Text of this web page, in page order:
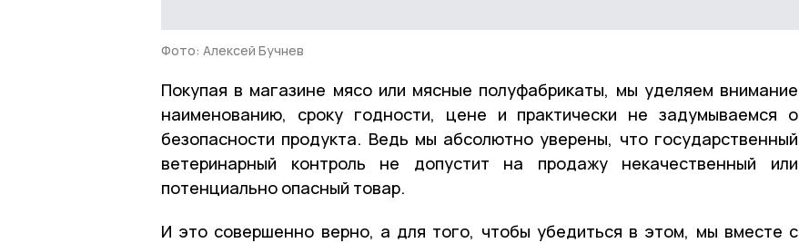
Фото: Алексей Бучнев
Покупая в магазине мясо или мясные полуфабрикаты, мы уделяем внимание
наименованию, сроку годности, цене и практически не задумываемся о
безопасности продукта. Ведь мы абсолютно уверены, что государственный
ветеринарный контроль не допустит на продажу некачественный или
потенциально опасный товар.
И это совершенно верно, а для того, чтобы убедиться в этом, мы вместе с